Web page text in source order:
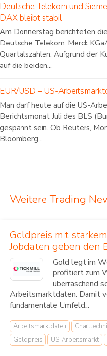
Deutsche Telekom und
DAX bleibt stabil
Am Donnerstag berichteten
Deutsche Telekom, Merck
Quartalszahlen. Aufgrund der
auf die beiden...
EUR/USD – US-
Man darf heute auf die US-
Berichtsmonat Juli des BLS
gespannt sein. Ob Reuters,
Bloomberg...
Weitere Trading
Goldpreis mit
Jobdaten geben den
Gold legt im
profitiert zum
überraschend
Arbeitsmarktdaten. Damit
fundamentale Umfeld...
Arbeitsmarktdaten
Goldpreis
US-Arbeitsmarkt